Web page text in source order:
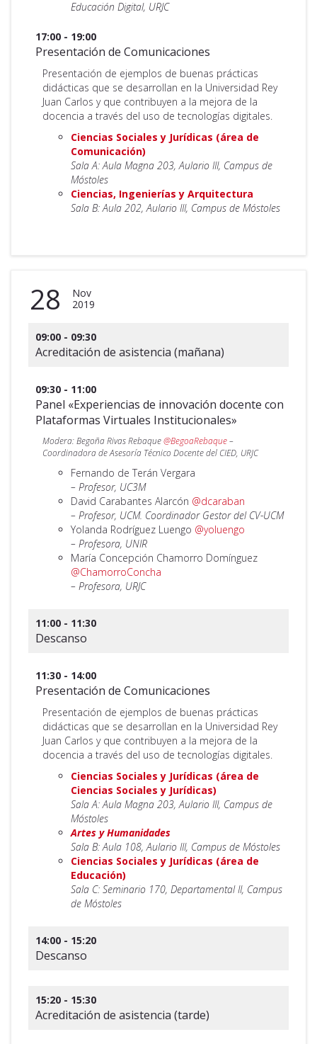
Educación Digital, URJC
17:00 - 19:00
Presentación de Comunicaciones
Presentación de ejemplos de buenas prácticas
didácticas que se desarrollan en la Universidad Rey
Juan Carlos y que contribuyen a la mejora de la
docencia a través del uso de tecnologías digitales.
Ciencias Sociales y Jurídicas (área de
Comunicación)
Sala A: Aula Magna 203, Aulario III, Campus de
Móstoles
Ciencias, Ingenierías y Arquitectura
Sala B: Aula 202, Aulario III, Campus de Móstoles
28
Nov
2019
09:00 - 09:30
Acreditación de asistencia (mañana)
09:30 - 11:00
Panel «Experiencias de innovación docente con
Plataformas Virtuales Institucionales»
Modera: Begoña Rivas Rebaque@BegoaRebaque–
Coordinadora de Asesoría Técnico Docente del CIED, URJC
Fernando de Terán Vergara
– Profesor, UC3M
David Carabantes Alarcón @dcaraban
– Profesor, UCM. Coordinador Gestor del CV-UCM
Yolanda Rodríguez Luengo @yoluengo
– Profesora, UNIR
María Concepción Chamorro Domínguez
@ChamorroConcha
– Profesora, URJC
11:00 - 11:30
Descanso
11:30 - 14:00
Presentación de Comunicaciones
Presentación de ejemplos de buenas prácticas
didácticas que se desarrollan en la Universidad Rey
Juan Carlos y que contribuyen a la mejora de la
docencia a través del uso de tecnologías digitales.
Ciencias Sociales y Jurídicas (área de
Ciencias Sociales y Jurídicas)
Sala A: Aula Magna 203, Aulario III, Campus de
Móstoles
Artes y Humanidades
Sala B: Aula 108, Aulario III, Campus de Móstoles
Ciencias Sociales y Jurídicas (área de
Educación)
Sala C: Seminario 170, Departamental II, Campus
de Móstoles
14:00 - 15:20
Descanso
15:20 - 15:30
Acreditación de asistencia (tarde)